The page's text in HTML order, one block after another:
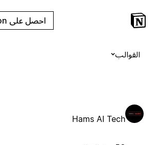
احصل على Notion مجاناً
القوالب
Hams AI Tech